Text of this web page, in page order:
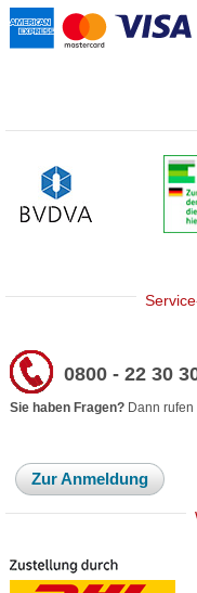
0800 - 22 30
Sie haben Fragen? Dann
Zur Anmeldung